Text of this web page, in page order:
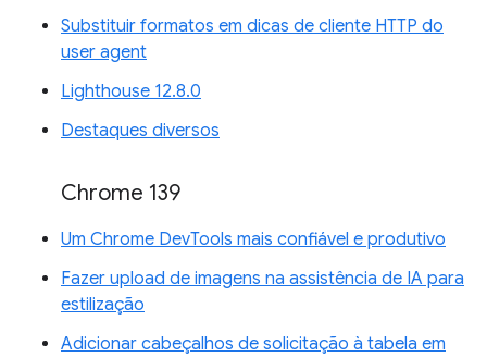
Substituir formatos em dicas de cliente HTTP do
user agent
Lighthouse 12.8.0
Destaques diversos
Chrome 139
Um Chrome DevTools mais confiável e produtivo
Fazer upload de imagens na assistência de IA para
estilização
Adicionar cabeçalhos de solicitação à tabela em